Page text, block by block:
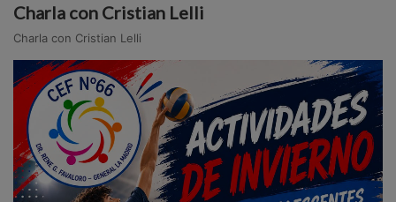
Charla con Cristian Lelli
Charla con Cristian Lelli